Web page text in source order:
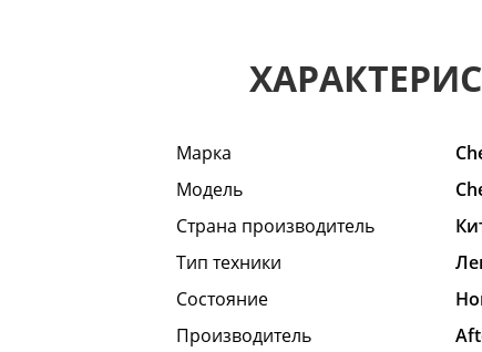
Марка
Модель
Страна производитель
Тип техники
Состояние
Производитель